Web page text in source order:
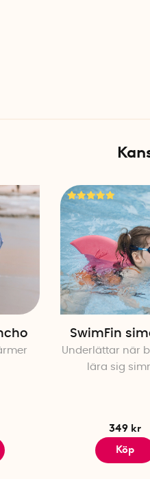
SwimFin
Underlättar när
lära sig
349 kr
Köp